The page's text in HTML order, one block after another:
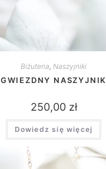
Biżuteria, Naszyjniki
GWIEZDNY NASZYJNIK
250,00 zł
Dowiedz się więcej